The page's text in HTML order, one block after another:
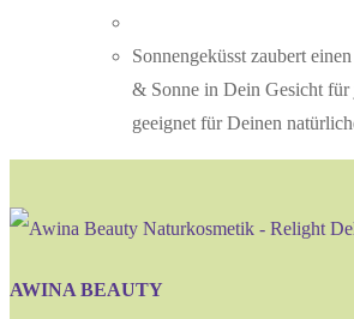
Sonnengeküsst zaubert
& Sonne in Dein Gesicht für
geeignet für Deinen
AWINA BEAUTY